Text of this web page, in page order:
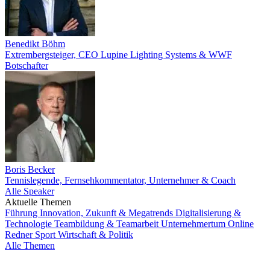
Benedikt Böhm
Extrembergsteiger, CEO Lupine Lighting Systems & WWF
Botschafter
Boris Becker
Tennislegende, Fernsehkommentator, Unternehmer & Coach
Alle Speaker
Aktuelle Themen
Führung Innovation, Zukunft & Megatrends Digitalisierung &
Technologie Teambildung & Teamarbeit Unternehmertum Online
Redner Sport Wirtschaft & Politik
Alle Themen